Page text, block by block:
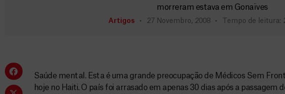
morreram estava em Gonaïves
Artigos 27 Novembro, 2008 Tempo de leitura:
Saúde mental. Esta é uma grande preocupação de Médicos Sem
hoje no Haiti. O país foi arrasado em apenas 30 dias após a passagem